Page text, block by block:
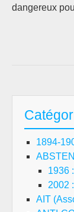
dangereux
1894-
1936
2002
AIT